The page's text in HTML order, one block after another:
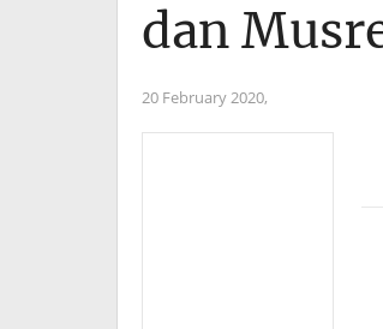
dan
20 February 2020,